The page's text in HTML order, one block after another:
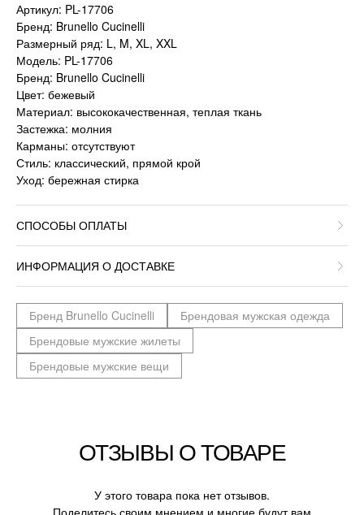
Артикул: PL-17706
Бренд: Brunello Cucinelli
Размерный ряд: L, M, XL, XXL
Модель: PL-17706
Бренд: Brunello Cucinelli
Цвет: бежевый
Материал: высококачественная, теплая ткань
Застежка: молния
Карманы: отсутствуют
Стиль: классический, прямой крой
Уход: бережная стирка
СПОСОБЫ ОПЛАТЫ
ИНФОРМАЦИЯ О ДОСТАВКЕ
Бренд Brunello Cucinelli
Брендовая мужская одежда
Брендовые мужские жилеты
Брендовые мужские вещи
ОТЗЫВЫ О ТОВАРЕ
У этого товара пока нет отзывов.